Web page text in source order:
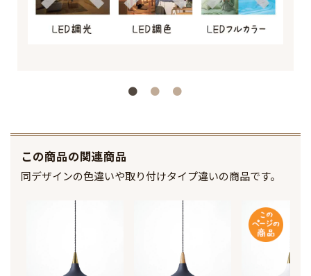
この商品の関連商品
同デザインの色違いや取り付けタイプ違いの商品です。